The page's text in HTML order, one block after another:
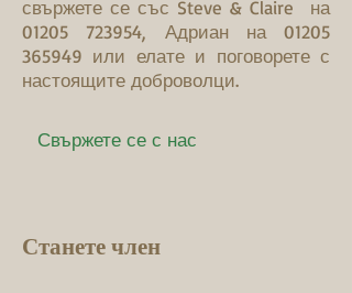
свържете се със Steve & Claire на
01205 723954, Адриан на 01205
365949 или елате и поговорете с
настоящите доброволци.
Свържете се с нас
Станете член